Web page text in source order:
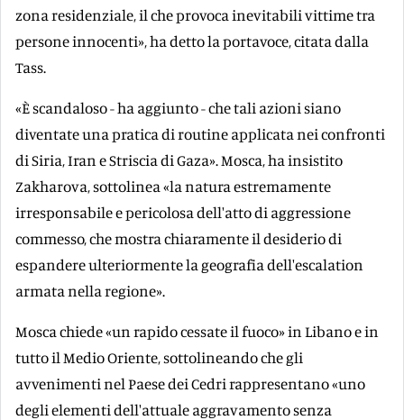
zona residenziale, il che provoca inevitabili vittime tra
persone innocenti», ha detto la portavoce, citata dalla
Tass.
«È scandaloso - ha aggiunto - che tali azioni siano
diventate una pratica di routine applicata nei confronti
di Siria, Iran e Striscia di Gaza». Mosca, ha insistito
Zakharova, sottolinea «la natura estremamente
irresponsabile e pericolosa dell'atto di aggressione
commesso, che mostra chiaramente il desiderio di
espandere ulteriormente la geografia dell'escalation
armata nella regione».
Mosca chiede «un rapido cessate il fuoco» in Libano e in
tutto il Medio Oriente, sottolineando che gli
avvenimenti nel Paese dei Cedri rappresentano «uno
degli elementi dell'attuale aggravamento senza